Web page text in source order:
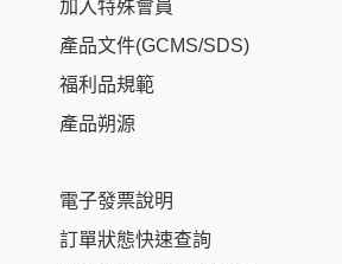
加入特殊會員
產品文件(GCMS/SDS)
福利品規範
產品朔源
電子發票說明
訂單狀態快速查詢